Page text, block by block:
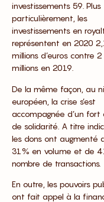
investissements 59. Plus
particulièrement, les
investissements en
représentent en 2020
millions d’euros contre 2
millions en 2019.
De la même façon, au
européen, la crise s’est
accompagnée d’un fort
de solidarité. A titre
les dons ont augmenté
31% en volume et de
nombre de transactions.
En outre, les pouvoirs
ont fait appel à la